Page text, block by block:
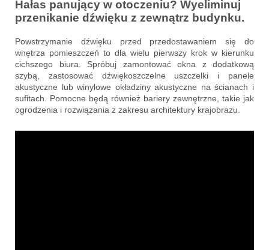
Hałas panujący w otoczeniu? Wyeliminuj
przenikanie dźwięku z zewnątrz budynku.
Powstrzymanie dźwięku przed przedostawaniem się do
wnętrza pomieszczeń to dla wielu pierwszy krok w kierunku
cichszego biura. Spróbuj zamontować okna z dodatkową
szybą, zastosować dźwiękoszczelne uszczelki i panele
akustyczne lub winylowe okładziny akustyczne na ścianach i
sufitach. Pomocne będą również bariery zewnętrzne, takie jak
ogrodzenia i rozwiązania z zakresu architektury krajobrazu.